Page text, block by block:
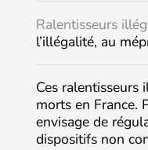
Ralentisseurs
l’illégalité, au
Ces ralentisseurs
morts en France.
envisage de
dispositifs non